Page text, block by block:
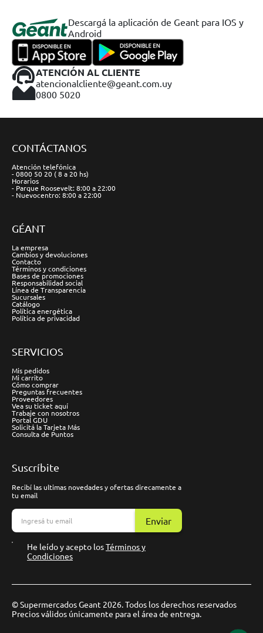
Descargá la aplicación de Geant para IOS y
Android
ATENCIÓN AL CLIENTE
atencionalcliente@geant.com.uy
0800 5020
CONTÁCTANOS
Atención telefónica
- 0800 50 20 ( 8 a 20 hs)
Horarios
- Parque Roosevelt: 8:00 a 22:00
- Nuevocentro: 8:00 a 22:00
GÉANT
La empresa
Cambios y devoluciones
Contacto
Términos y condiciones
Bases de promociones
Responsabilidad social
Línea de Transparencia
Sucursales
Catálogo
Política energética
Política de privacidad
SERVICIOS
Mis pedidos
Mi carrito
Cómo comprar
Preguntas frecuentes
Proveedores
Vea su ticket aquí
Trabaje con nosotros
Portal GDU
Solicitá la Tarjeta Más
Consulta de Puntos
Suscríbite
Recibí las ultimas novedades y ofertas direcamente a
tu email
Enviar
He leído y acepto losTérminos y
Condiciones
© Supermercados Geant 2026. Todos los derechos reservados
Precios válidos únicamente para el área de entrega.